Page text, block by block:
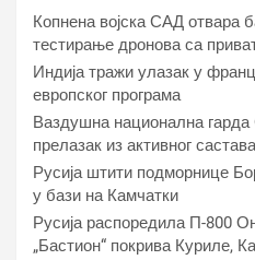
Копнена војска САД отвара
тестирање дронова са
Индија тражи улазак у
европског програма
Ваздушна национална
прелазак из активног састава
Русија штити подморнице
у бази на Камчатки
Русија распоредила П-800
„Бастион“ покрива Куриле,